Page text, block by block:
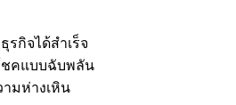
ธุรกิจได้สำเร็จ
ชคแบบฉับพลัน
มห่างเหิน